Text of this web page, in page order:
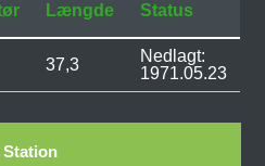
Længde Status
37,3
Nedlagt:
1971.05.23